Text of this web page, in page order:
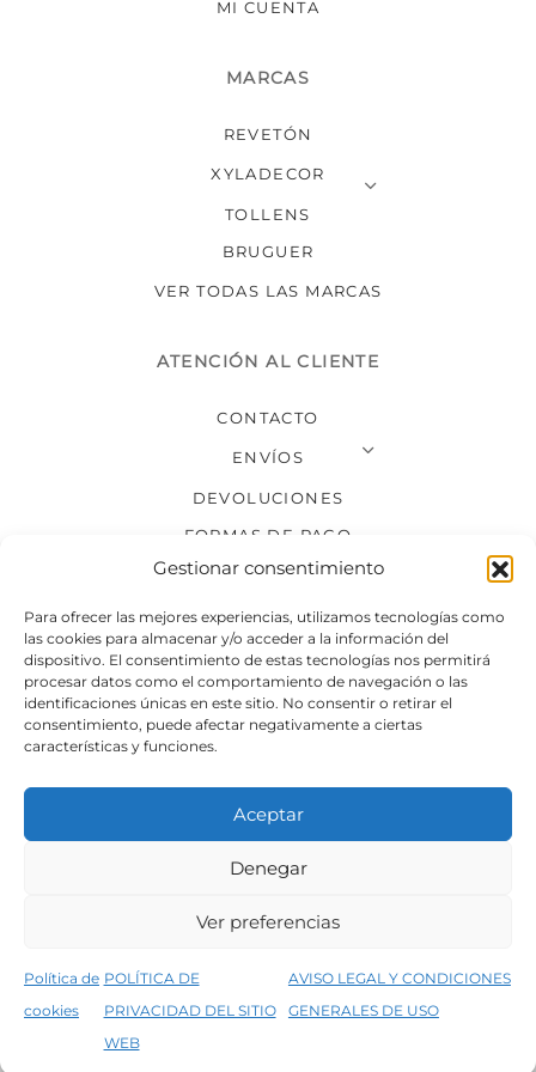
Gestionar consentimiento
Para ofrecer las mejores experiencias, utilizamos tecnologías como
las cookies para almacenar y/o acceder a la información del
dispositivo. El consentimiento de estas tecnologías nos permitirá
procesar datos como el comportamiento de navegación o las
identificaciones únicas en este sitio. No consentir o retirar el
consentimiento, puede afectar negativamente a ciertas
características y funciones.
Aceptar
Denegar
Ver preferencias
Política de
cookies
POLÍTICA DE
PRIVACIDAD DEL SITIO
WEB
AVISO LEGAL Y CONDICIONES
GENERALES DE USO
5% de descuento en tu primera compra, utiliza el código PRIMERACOMPRA
MI CUENTA
MARCAS
REVETÓN
XYLADECOR
TOLLENS
BRUGUER
VER TODAS LAS MARCAS
ATENCIÓN AL CLIENTE
CONTACTO
ENVÍOS
DEVOLUCIONES
FORMAS DE PAGO
SÍGUENOS
Condiciones generales de venta
Política de privacidad del sitio web
©2026 Decopintur- todos los derechos